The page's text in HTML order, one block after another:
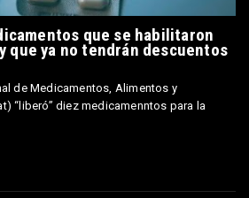
que se habilitaron
que ya no tendrán descuentos
de Medicamentos, Alimentos y
“liberó” diez medicamenntos para la